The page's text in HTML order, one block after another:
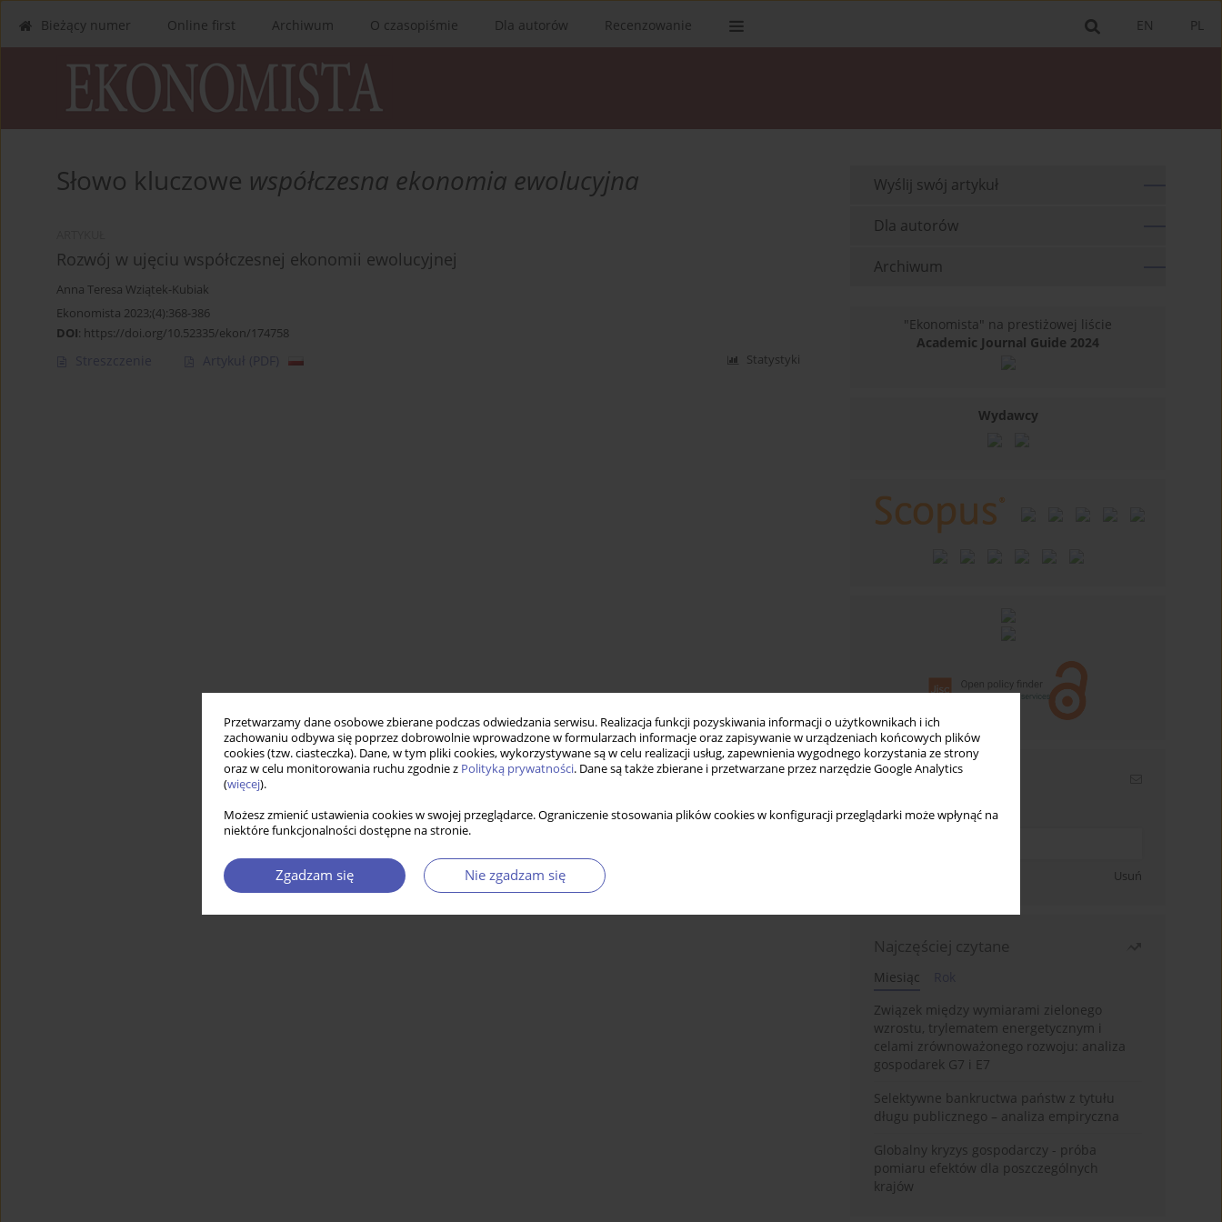
Przetwarzamy dane osobowe zbierane podczas odwiedzania serwisu. Realizacja funkcji pozyskiwania informacji o użytkownikach i ich
zachowaniu odbywa się poprzez dobrowolnie wprowadzone w formularzach informacje oraz zapisywanie w urządzeniach końcowych plików
cookies (tzw. ciasteczka). Dane, w tym pliki cookies, wykorzystywane są w celu realizacji usług, zapewnienia wygodnego korzystania ze strony
oraz w celu monitorowania ruchu zgodnie z Polityką prywatności. Dane są także zbierane i przetwarzane przez narzędzie Google Analytics
(więcej).
Możesz zmienić ustawienia cookies w swojej przeglądarce. Ograniczenie stosowania plików cookies w konfiguracji przeglądarki może wpłynąć na
niektóre funkcjonalności dostępne na stronie.
Zgadzam się Nie zgadzam się
PL
EN
Bieżący numer Online first Archiwum O czasopiśmie Dla autorów Recenzowanie
Słowo kluczowe współczesna ekonomia ewolucyjna
Rozwój w ujęciu współczesnej ekonomii ewolucyjnej
Anna Teresa Wziątek-Kubiak
Ekonomista 2023;(4):368-386
DOI: https://doi.org/10.52335/ekon/174758
Streszczenie Artykuł (PDF) Statystyki
Wyślij swój artykuł
Dla autorów
Archiwum
"Ekonomista" na prestiżowej liście
Academic Journal Guide 2024
Wydawcy
Newsletter
Wpisz swój adres email
Usuń
Najczęściej czytane
Miesiąc
Związek między wymiarami zielonego
wzrostu, trylematem energetycznym i
celami zrównoważonego rozwoju: analiza
gospodarek G7 i E7
Selektywne bankructwa państw z tytułu
długu publicznego – analiza empiryczna
Globalny kryzys gospodarczy - próba
pomiaru efektów dla poszczególnych
krajów